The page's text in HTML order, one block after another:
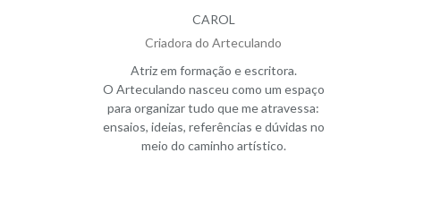
CAROL
Criadora do Arteculando
Atriz em formação e escritora.
O Arteculando nasceu como um espaço
para organizar tudo que me atravessa:
ensaios, ideias, referências e dúvidas no
meio do caminho artístico.